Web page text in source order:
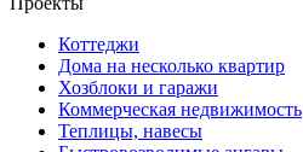
Коттеджи
Дома на несколько квартир
Хозблоки и гаражи
Коммерческая недвижимость
Теплицы, навесы